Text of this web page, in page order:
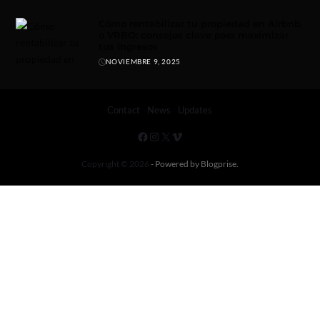
NOVIEMBRE 9, 2025
Copyright © 2026 - Powered by Blogprise.
Contact News Updates